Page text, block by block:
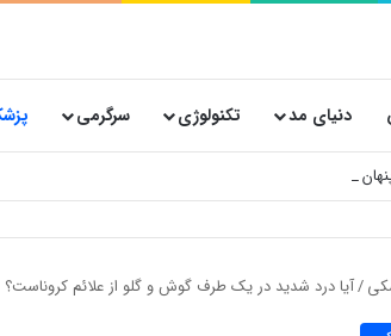
دنیای مد تکنولوژی سرگرمی
فروشگاه‌ها؛ چرا انتخاب کارتن پستی حیاتی است؟
/آیا درد شدید در یک ‌طرف گوش‌ و گلو از علائم کروناست؟